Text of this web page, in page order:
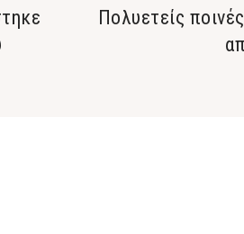
Πολυετείς